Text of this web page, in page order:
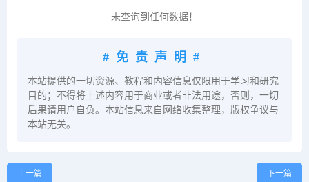
未查询到任何数据！
#免责声明#
本站提供的一切资源、教程和内容信息仅限用于学习和研究
目的；不得将上述内容用于商业或者非法用途，否则，一切
后果请用户自负。本站信息来自网络收集整理，版权争议与
本站无关。
上一篇 下一篇